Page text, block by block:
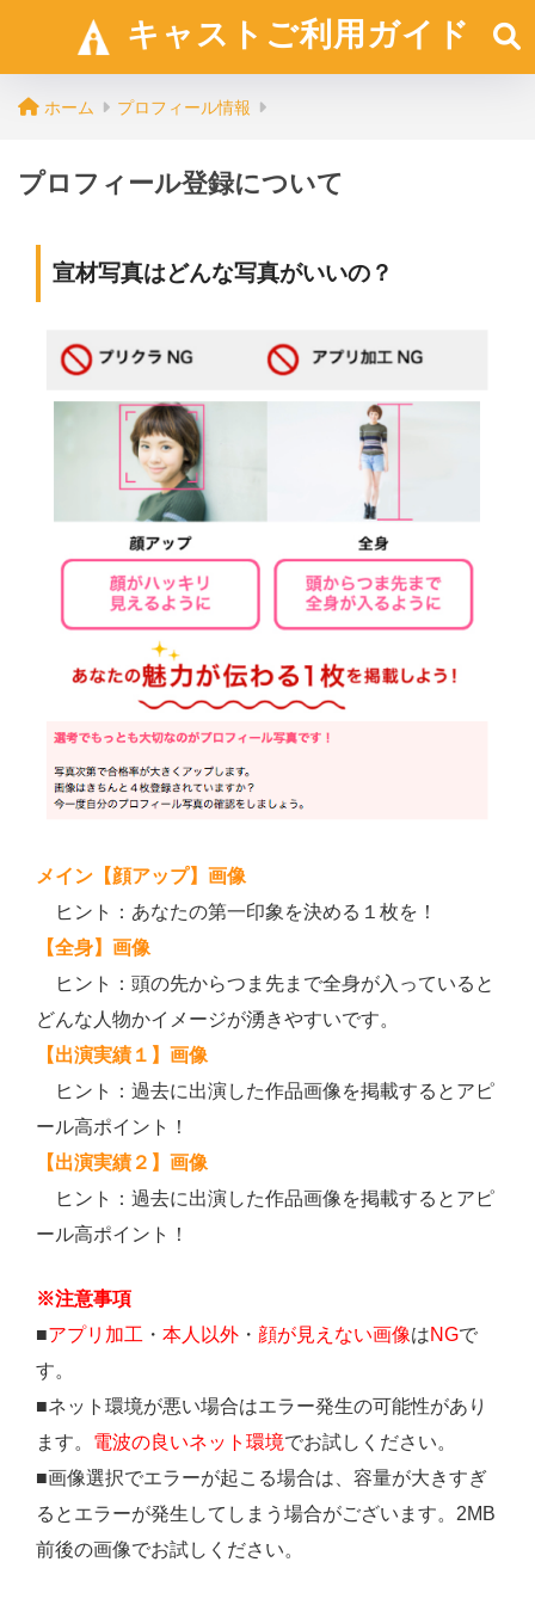
キャストご利用ガイド
ホーム プロフィール情報
プロフィール登録について
宣材写真はどんな写真がいいの？
メイン【顔アップ】画像
ヒント：あなたの第一印象を決める１枚を！
【全身】画像
ヒント：頭の先からつま先まで全身が入っていると
どんな人物かイメージが湧きやすいです。
【出演実績１】画像
ヒント：過去に出演した作品画像を掲載するとアピ
ール高ポイント！
【出演実績２】画像
ヒント：過去に出演した作品画像を掲載するとアピ
ール高ポイント！
※注意事項
■アプリ加工 ・ 本人以外 ・ 顔が見えない画像はNGで
す。
■ネット環境が悪い場合はエラー発生の可能性があり
ます。 電波の良いネット環境でお試しください。
■画像選択でエラーが起こる場合は、容量が大きすぎ
るとエラーが発生してしまう場合がございます。2MB
前後の画像でお試しください。